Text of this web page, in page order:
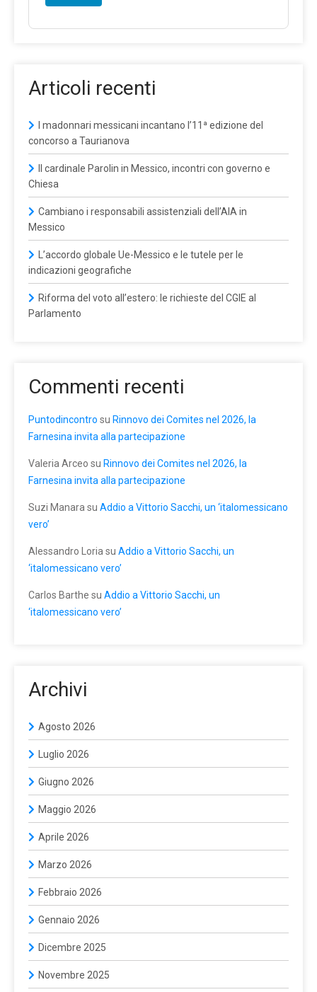
Articoli recenti
I madonnari messicani incantano l’11ª edizione del
concorso a Taurianova
Il cardinale Parolin in Messico, incontri con governo e
Chiesa
Cambiano i responsabili assistenziali dell’AIA in
Messico
L’accordo globale Ue-Messico e le tutele per le
indicazioni geografiche
Riforma del voto all’estero: le richieste del CGIE al
Parlamento
Commenti recenti
Puntodincontro su Rinnovo dei Comites nel 2026, la
Farnesina invita alla partecipazione
Valeria Arceo su Rinnovo dei Comites nel 2026, la
Farnesina invita alla partecipazione
Suzi Manara su Addio a Vittorio Sacchi, un ‘italomessicano
vero’
Alessandro Loria su Addio a Vittorio Sacchi, un
‘italomessicano vero’
Carlos Barthe su Addio a Vittorio Sacchi, un
‘italomessicano vero’
Archivi
Agosto 2026
Luglio 2026
Giugno 2026
Maggio 2026
Aprile 2026
Marzo 2026
Febbraio 2026
Gennaio 2026
Dicembre 2025
Novembre 2025